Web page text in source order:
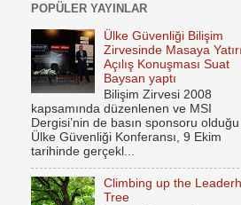
POPÜLER YAYINLAR
Ülke Güvenliği Bilişim
Zirvesinde Masaya
Açılış Konuşması Suat
Baysan yaptı
Bilişim Zirvesi 2008
kapsamında düzenlenen ve MSI
Dergisi’nin de basın sponsoru olduğu
Ülke Güvenliği Konferansı, 9 Ekim
tarihinde gerçekl...
Climbing up the
Tree